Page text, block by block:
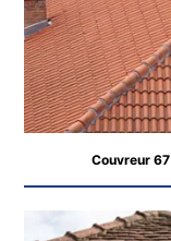
Couvreur 67